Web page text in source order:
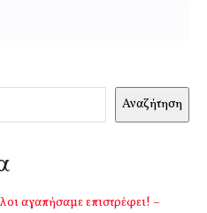
Αναζήτηση
αγαπήσαμε επιστρέφει! –